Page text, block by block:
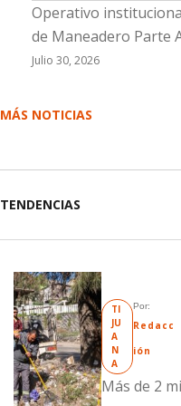
Operativo
de Maneadero Parte
Julio 30, 2026
MÁS NOTICIAS
TENDENCIAS
TI
JU
A
N
A
Por:
Redacc
ión
Más de 2